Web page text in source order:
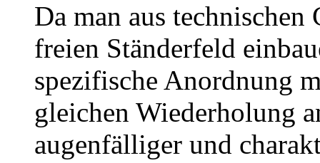
Da man aus
freien Ständerfeld
spezifische Anordnung
gleichen Wiederholung
augenfälliger und